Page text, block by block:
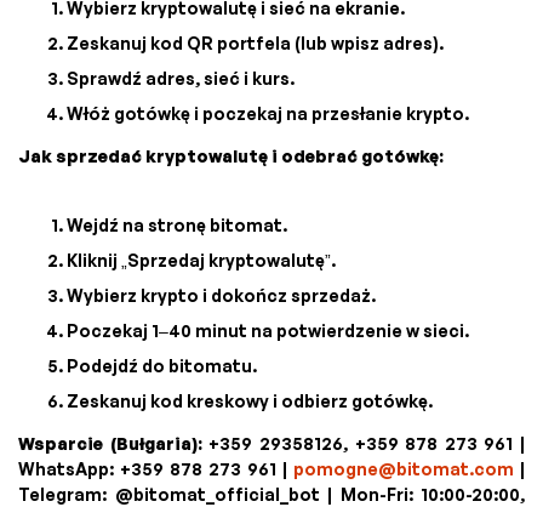
Wybierz kryptowalutę i sieć na ekranie.
Zeskanuj kod QR portfela (lub wpisz adres).
Sprawdź adres, sieć i kurs.
Włóż gotówkę i poczekaj na przesłanie krypto.
Jak sprzedać kryptowalutę i odebrać gotówkę:
Wejdź na stronę bitomat.
Kliknij „Sprzedaj kryptowalutę”.
Wybierz krypto i dokończ sprzedaż.
Poczekaj 1–40 minut na potwierdzenie w sieci.
Podejdź do bitomatu.
Zeskanuj kod kreskowy i odbierz gotówkę.
Wsparcie (Bułgaria):+359 29358126, +359 878 273 961 |
WhatsApp: +359 878 273 961 | pomogne@bitomat.com |
Telegram: @bitomat_official_bot | Mon-Fri: 10:00-20:00,